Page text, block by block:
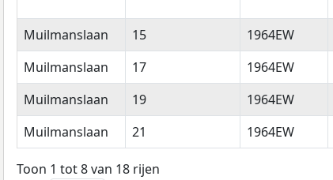
Muilmanslaan 15 1964EW
Muilmanslaan
17 1964EW
Muilmanslaan
19 1964EW
Muilmanslaan
21 1964EW
Toon 1 tot 8 van 18 rijen